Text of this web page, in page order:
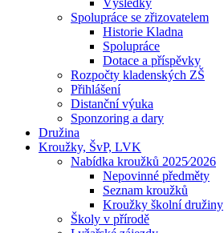
Výsledky
Spolupráce se zřizovatelem
Historie Kladna
Spolupráce
Dotace a příspěvky
Rozpočty kladenských ZŠ
Přihlášení
Distanční výuka
Sponzoring a dary
Družina
Kroužky, ŠvP, LVK
Nabídka kroužků 2025⁄2026
Nepovinné předměty
Seznam kroužků
Kroužky školní družiny
Školy v přírodě